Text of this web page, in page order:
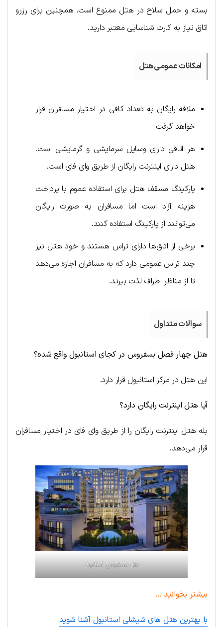
بسته و حمل سلاح در هتل ممنوع است. همچنین برای رزرو
اتاق نیاز به کارت شناسایی معتبر دارید.
امکانات عمومی‌هتل
ملافه رایگان به تعداد کافی در اختیار مسافران قرار
خواهد گرفت
هر اتاقی دارای وسایل سرمایشی و گرمایشی است.
هتل دارای اینترنت رایگان از طریق وای فای است.
پارکینگ مسقف هتل برای استفاده عموم با پرداخت
هزینه آزاد است اما مسافران به صورت رایگان
می‌توانند از پارکینگ استفاده کنند.
برخی از اتاق‌ها دارای تراس هستند و خود هتل نیز
چند تراس عمومی دارد که به مسافران اجازه می‌دهد
تا از مناظر اطراف لذت ببرند.
سوالات متداول
هتل چهار فصل بسفروس در کجای استانبول واقع شده؟
این هتل در مرکز استانبول قرار دارد.
آیا هتل اینترنت رایگان دارد؟
بله هتل اینترنت رایگان را از طریق وای فای در اختیار مسافران
قرار می‌دهد.
هتل بسفروس استانبول
بیشتر بخوانید …
با بهترین هتل های شیشلی استانبول آشنا شوید